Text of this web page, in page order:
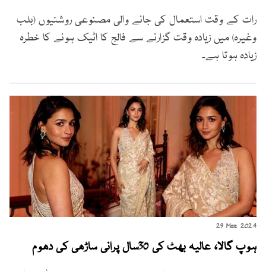
رات کے وقت استعمال کی جانے والی مصنوعی روشنیوں (بلب
وغیرہ) میں زیادہ وقت گزارنے سے فالج کا اٹیک ہونے کا خطرہ
زیادہ ہوتا ہے۔
29 Mar 2024
ہوپ گالا، عالیہ بھٹ کی 30سال پرانی ساڑھی کی دھوم